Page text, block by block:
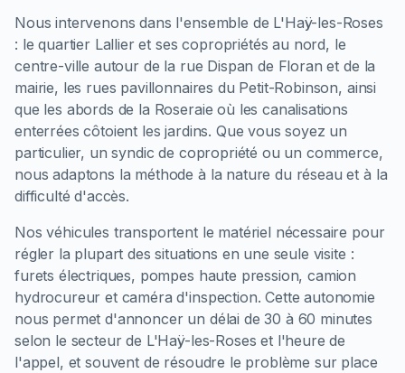
Nous intervenons dans l'ensemble de L'Haÿ-les-Roses
: le quartier Lallier et ses copropriétés au nord, le
centre-ville autour de la rue Dispan de Floran et de la
mairie, les rues pavillonnaires du Petit-Robinson, ainsi
que les abords de la Roseraie où les canalisations
enterrées côtoient les jardins. Que vous soyez un
particulier, un syndic de copropriété ou un commerce,
nous adaptons la méthode à la nature du réseau et à la
difficulté d'accès.
Nos véhicules transportent le matériel nécessaire pour
régler la plupart des situations en une seule visite :
furets électriques, pompes haute pression, camion
hydrocureur et caméra d'inspection. Cette autonomie
nous permet d'annoncer un délai de 30 à 60 minutes
selon le secteur de L'Haÿ-les-Roses et l'heure de
l'appel, et souvent de résoudre le problème sur place